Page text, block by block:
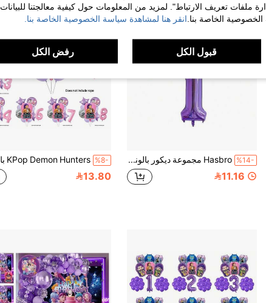
%14- Hasbro مجموعة ديكور بالونات بنفسجية لحفلة عيد ميلاد الموسيقى الكورية (K-Pop) تشمل بالونات معدنية وإمدادات الحفلة
11.16
%8-
13.80
ملفات تعريف الارتباط". لمزيد من المعلومات حول كيفية معالجتنا للبيانات
الخاصة بنا. انقر هنا لمشاهدة سياسة الخصوصية الخاصة بنا.
قبول الكل رفض الكل